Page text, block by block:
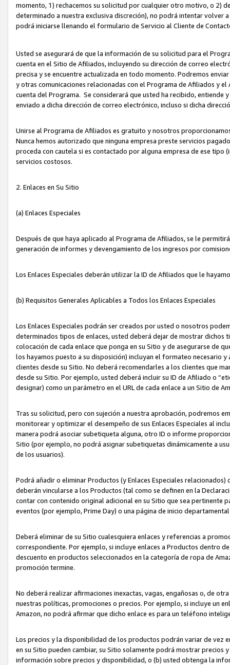
momento, 1) rechacemos su solicitud por cualquier otro motivo, o 2)
determinado a nuestra exclusiva discreción), no podrá intentar volver
podrá iniciarse llenando el formulario de Servicio al Cliente de
Usted se asegurará de que la información de su solicitud para el
cuenta en el Sitio de Afiliados, incluyendo su dirección de correo
precisa y se encuentre actualizada en todo momento. Podremos
y otras comunicaciones relacionadas con el Programa de Afiliados y
cuenta del Programa. Se considerará que usted ha recibido, entiende
enviado a dicha dirección de correo electrónico, incluso si dicha
Unirse al Programa de Afiliados es gratuito y nosotros
Nunca hemos autorizado que ninguna empresa preste servicios
proceda con cautela si es contactado por alguna empresa de ese
servicios costosos.
2. Enlaces en Su Sitio
(a) Enlaces Especiales
Después de que haya aplicado al Programa de Afiliados, se le
generación de informes y devengamiento de los ingresos por
Los Enlaces Especiales deberán utilizar la ID de Afiliados que le
(b) Requisitos Generales Aplicables a Todos los Enlaces Especiales
Los Enlaces Especiales podrán ser creados por usted o nosotros
determinados tipos de enlaces, usted deberá dejar de mostrar dichos
colocación de cada enlace que ponga en su Sitio y de asegurarse de
los hayamos puesto a su disposición) incluyan el formateo necesario
clientes desde su Sitio. No deberá recomendarles a los clientes que
desde su Sitio. Por ejemplo, usted deberá incluir su ID de Afiliado o
designar) como un parámetro en el URL de cada enlace a un Sitio de
Tras su solicitud, pero con sujeción a nuestra aprobación, podremos
monitorear y optimizar el desempeño de sus Enlaces Especiales al
manera podrá asociar subetiqueta alguna, otro ID o informe
Sitio (por ejemplo, no podrá asignar subetiquetas dinámicamente a
de los usuarios).
Podrá añadir o eliminar Productos (y Enlaces Especiales
deberán vincularse a los Productos (tal como se definen en la
contar con contenido original adicional en su Sitio que sea pertinente
eventos (por ejemplo, Prime Day) o una página de inicio
Deberá eliminar de su Sitio cualesquiera enlaces y referencias a
correspondiente. Por ejemplo, si incluye enlaces a Productos dentro
descuento en productos seleccionados en la categoría de ropa de
promoción termine.
No deberá realizar afirmaciones inexactas, vagas, engañosas o, de
nuestras políticas, promociones o precios. Por ejemplo, si incluye un
Amazon, no podrá afirmar que dicho enlace es para un teléfono
Los precios y la disponibilidad de los productos podrán variar de vez
en su Sitio pueden cambiar, su Sitio solamente podrá mostrar
información sobre precios y disponibilidad, o (b) usted obtenga la